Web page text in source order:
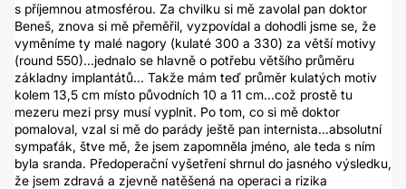
s příjemnou atmosférou. Za chvilku si mě zavolal pan doktor
Beneš, znova si mě přeměřil, vyzpovídal a dohodli jsme se, že
vyměníme ty malé nagory (kulaté 300 a 330) za větší motivy
(round 550)...jednalo se hlavně o potřebu většího průměru
základny implantátů... Takže mám teď průměr kulatých motiv
kolem 13,5 cm místo původních 10 a 11 cm...což prostě tu
mezeru mezi prsy musí vyplnit. Po tom, co si mě doktor
pomaloval, vzal si mě do parády ještě pan internista...absolutní
sympaťák, štve mě, že jsem zapomněla jméno, ale teda s ním
byla sranda. Předoperační vyšetření shrnul do jasného výsledku,
že jsem zdravá a zjevně natěšená na operaci a rizika